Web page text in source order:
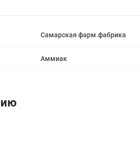
Самарская фарм.фабрика
Аммиак